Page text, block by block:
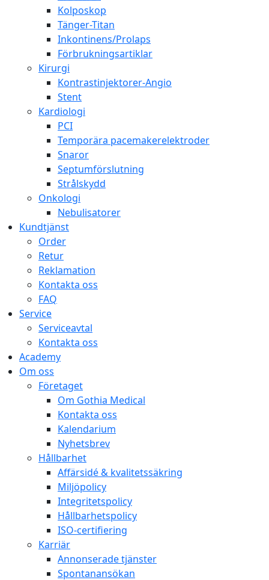
Kolposkop
Tänger-Titan
Inkontinens/Prolaps
Förbrukningsartiklar
Kirurgi
Kontrastinjektorer-Angio
Stent
Kardiologi
PCI
Temporära pacemakerelektroder
Snaror
Septumförslutning
Strålskydd
Onkologi
Nebulisatorer
Kundtjänst
Order
Retur
Reklamation
Kontakta oss
FAQ
Service
Serviceavtal
Kontakta oss
Academy
Om oss
Företaget
Om Gothia Medical
Kontakta oss
Kalendarium
Nyhetsbrev
Hållbarhet
Affärsidé & kvalitetssäkring
Miljöpolicy
Integritetspolicy
Hållbarhetspolicy
ISO-certifiering
Karriär
Annonserade tjänster
Spontanansökan